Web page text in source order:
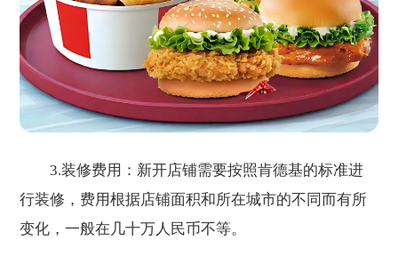
3.装修费用：新开店铺需要按照肯德基的标准进
行装修，费用根据店铺面积和所在城市的不同而有所
变化，一般在几十万人民币不等。